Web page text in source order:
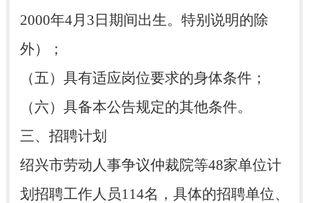
2000年4月3日期间出生。特别说明的除
外）；
（五）具有适应岗位要求的身体条件；
（六）具备本公告规定的其他条件。
三、招聘计划
绍兴市劳动人事争议仲裁院等48家单位计
划招聘工作人员114名，具体的招聘单位、